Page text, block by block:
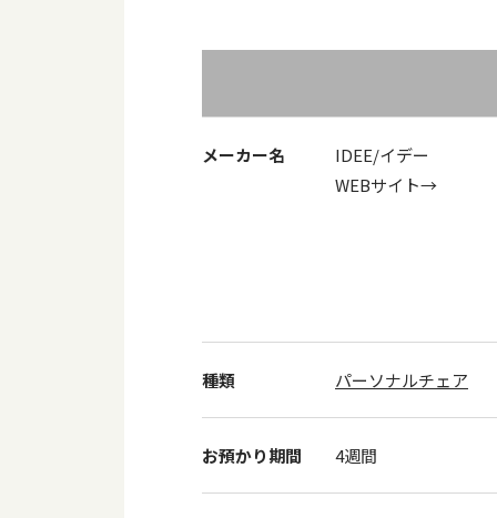
メーカー名
IDEE/イデー
WEBサイト→
種類 パーソナルチェア
お預かり期間 4週間